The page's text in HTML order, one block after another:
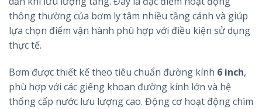
thông thường của bơm ly tâm nhiều tầng cánh và giúp
lựa chọn điểm vận hành phù hợp với điều kiện sử dụng
thực tế.
Bơm được thiết kế theo tiêu chuẩn đường kính 6 inch,
phù hợp với các giếng khoan đường kính lớn và hệ
thống cấp nước lưu lượng cao. Động cơ hoạt động chìm